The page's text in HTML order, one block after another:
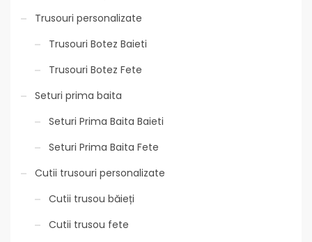
Trusouri personalizate
Trusouri Botez Baieti
Trusouri Botez Fete
Seturi prima baita
Seturi Prima Baita Baieti
Seturi Prima Baita Fete
Cutii trusouri personalizate
Cutii trusou băieți
Cutii trusou fete